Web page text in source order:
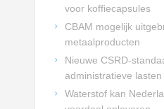
voor koffiecapsules
CBAM mogelijk
metaalproducten
Nieuwe CSRD-
administratieve
Waterstof kan